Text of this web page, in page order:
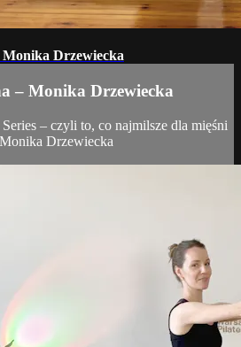
Drzewiecka
– Monika Drzewiecka
– czyli to, co najmilsze dla mięśni
Drzewiecka